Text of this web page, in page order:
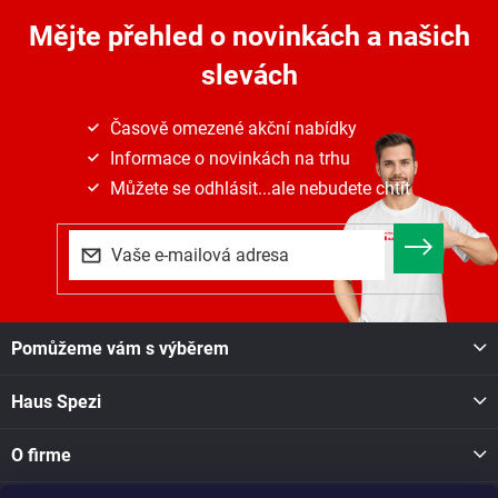
Mějte přehled o novinkách a našich
slevách
Časově omezené akční nabídky
Informace o novinkách na trhu
Můžete se odhlásit...ale nebudete chtít
Pomůžeme vám s výběrem
Haus Spezi
O firme